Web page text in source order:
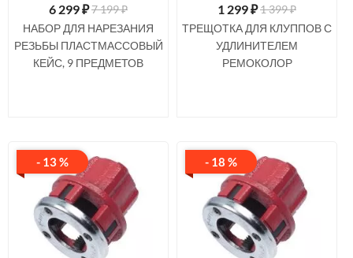
6 299₽7 199 ₽
НАБОР ДЛЯ НАРЕЗАНИЯ
РЕЗЬБЫ ПЛАСТМАССОВЫЙ
КЕЙС, 9 ПРЕДМЕТОВ
1 299₽1 399 ₽
ТРЕЩОТКА ДЛЯ КЛУППОВ С
УДЛИНИТЕЛЕМ
РЕМОКОЛОР
- 13 % - 18 %